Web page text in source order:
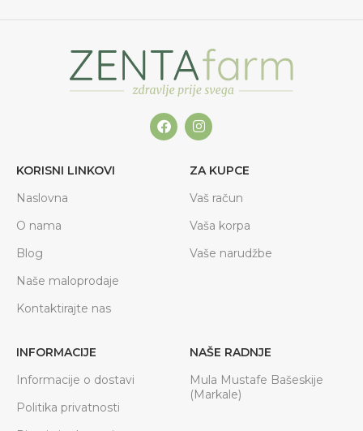
KORISNI LINKOVI
Naslovna
O nama
Blog
Naše maloprodaje
Kontaktirajte nas
ZA KUPCE
Vaš račun
Vaša korpa
Vaše narudžbe
INFORMACIJE
Informacije o dostavi
Politika privatnosti
NAŠE RADNJE
Mula Mustafe Bašeskije
(Markale)